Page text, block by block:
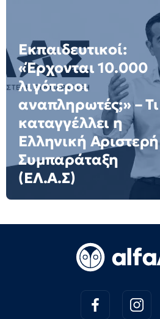
Εκπαιδευτικοί:
«Έρχονται 10.000
λιγότεροι
αναπληρωτές;» – Τι
καταγγέλλει η
Ελληνική Αριστερή
Συμπαράταξη
(ΕΛ.Α.Σ)